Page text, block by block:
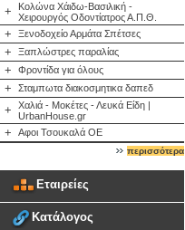
+
Κολώνα Χάιδω-Βασιλική -
Χειρουργός Οδοντίατρος Α.Π.Θ.
+ Ξενοδοχείο Αρμάτα Σπέτσες
+ Ξαπλώστρες παραλίας
+ Φροντίδα για όλους
+ Σταμπωτα διακοσμητικα δαπεδ
+
Χαλιά - Μοκέτες - Λευκά Είδη |
UrbanHouse.gr
+ Αφοι Τσουκαλά ΟΕ
περισσότερα
Εταιρείες
Κατάλογος